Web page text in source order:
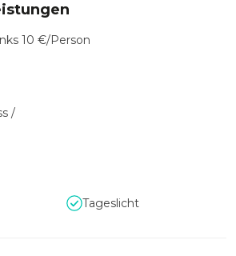
10 €/Person
/
Tageslicht